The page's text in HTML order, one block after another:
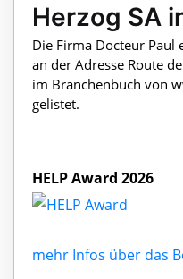
Herzog SA
Die Firma Docteur Paul
an der Adresse Route
im Branchenbuch von
gelistet.
HELP Award 2026
mehr Infos über das